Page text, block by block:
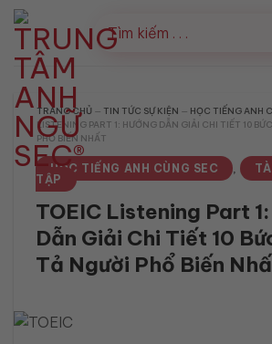
Bỏ
qua
nội
dung
TRANG CHỦ — TIN TỨC SỰ KIỆN — HỌC TIẾNG ANH
LISTENING PART 1: HƯỚNG DẪN GIẢI CHI TIẾT 10
PHỔ BIẾN NHẤT
HỌC TIẾNG ANH CÙNG SEC ,
TẬP
TOEIC Listening Part
Dẫn Giải Chi Tiết 10
Tả Người Phổ Biến